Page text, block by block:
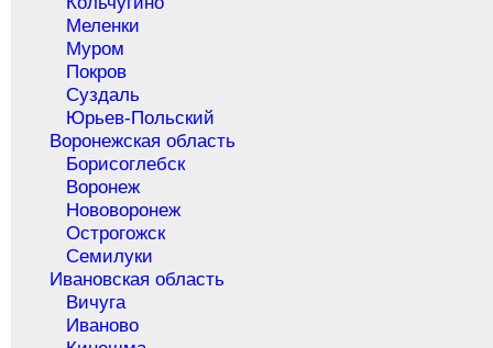
Меленки
Муром
Покров
Суздаль
Юрьев-Польский
Воронежская область
Борисоглебск
Воронеж
Нововоронеж
Острогожск
Семилуки
Ивановская область
Вичуга
Иваново